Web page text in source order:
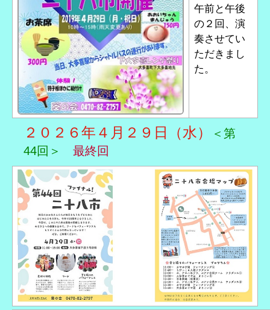
午前と午後
の２回、演
奏させてい
ただきまし
た。
２０２６年４月２９日（水）
＜第
44回＞最終回